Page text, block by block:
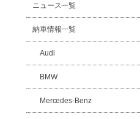
ニュース一覧
納車情報一覧
Audi
BMW
Mercedes-Benz